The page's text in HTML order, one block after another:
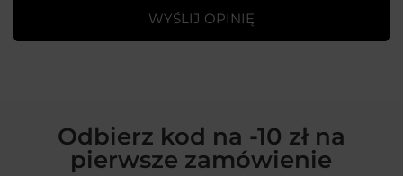
WYŚLIJ OPINIĘ
Odbierz kod na -10 zł na
pierwsze zamówienie